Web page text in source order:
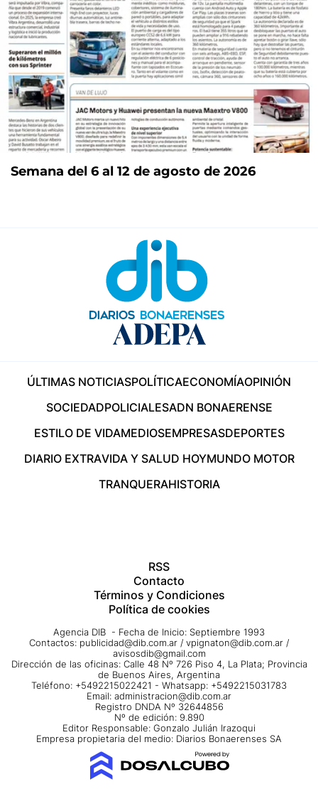
Semana del 6 al 12 de agosto de 2026
ÚLTIMAS NOTICIASPOLÍTICAECONOMÍAOPINIÓN
SOCIEDADPOLICIALESADN BONAERENSE
ESTILO DE VIDAMEDIOSEMPRESASDEPORTES
DIARIO EXTRAVIDA Y SALUD HOYMUNDO MOTOR
TRANQUERAHISTORIA
RSS
Contacto
Términos y Condiciones
Política de cookies
Agencia DIB - Fecha de Inicio: Septiembre 1993
Contactos: publicidad@dib.com.ar / vpignaton@dib.com.ar /
avisosdib@gmail.com
Dirección de las oficinas: Calle 48 Nº 726 Piso 4, La Plata; Provincia
de Buenos Aires, Argentina
Teléfono: +5492215022421 - Whatsapp: +5492215031783
Email: administracion@dib.com.ar
Registro DNDA Nº 32644856
Nº de edición: 9.890
Editor Responsable: Gonzalo Julián Irazoqui
Empresa propietaria del medio: Diarios Bonaerenses SA